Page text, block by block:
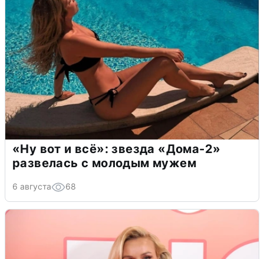
«Ну вот и всё»: звезда «Дома-2»
развелась с молодым мужем
6 августа 68